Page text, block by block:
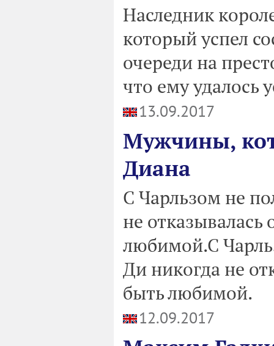
Наследник
который успел
очереди на
что ему удалось
13.09.2017
Мужчины,
Диана
С Чарльзом не
не
любимой.С
Ди никогда не
быть любимой.
12.09.2017